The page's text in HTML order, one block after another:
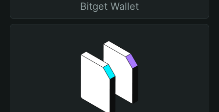
Bitget Wallet